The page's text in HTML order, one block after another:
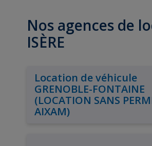
Nos agences de
ISÈRE
Location de véhicule
GRENOBLE-FONTAINE
(LOCATION SANS
AIXAM)